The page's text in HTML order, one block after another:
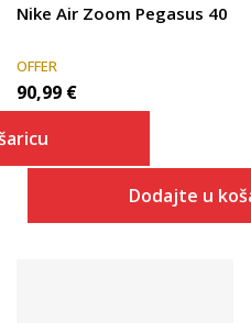
Nike Air Zoom Pegasus 40
OFFER
90,99 €
Dodajte u